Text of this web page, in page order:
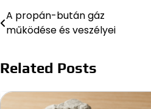
Bejegyzés
navigáció
A propán-bután gáz
működése és veszélyei
Related Posts